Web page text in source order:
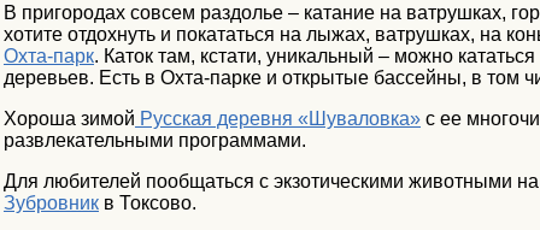
В пригородах совсем раздолье – катание на ватрушках,
хотите отдохнуть и покататься на лыжах, ватрушках, на
Охта-парк. Каток там, кстати, уникальный – можно
деревьев. Есть в Охта-парке и открытые бассейны, в том
Хороша зимой Русская деревня «Шуваловка» с ее
развлекательными программами.
Для любителей пообщаться с экзотическими животными
Зубровник в Токсово.